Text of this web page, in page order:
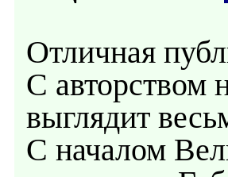
Отличная
С авторством
выглядит
С началом